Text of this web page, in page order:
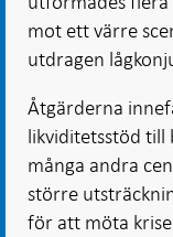
mot ett värre
utdragen
Åtgärderna
likviditetsstöd till
många andra
större
för att möta